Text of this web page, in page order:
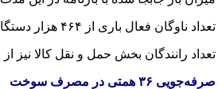
تعداد ناوگان فعال باری از ۴۶۴ هزار دستگاه در نیمه نخست سال گذشته به ۴۸۴ هزار دستگاه در نیمه نخست سال جاری افزایش یافته است (رشد ۱۱ درصدی).
تعداد رانندگان بخش حمل و نقل کالا نیز از ۴۵۹ هزار نفر به ۵۶۰ هزار نفر رسیده است (رشد ۲ درصدی).
صرفه‌جویی ۳۶ همتی در مصرف سوخت